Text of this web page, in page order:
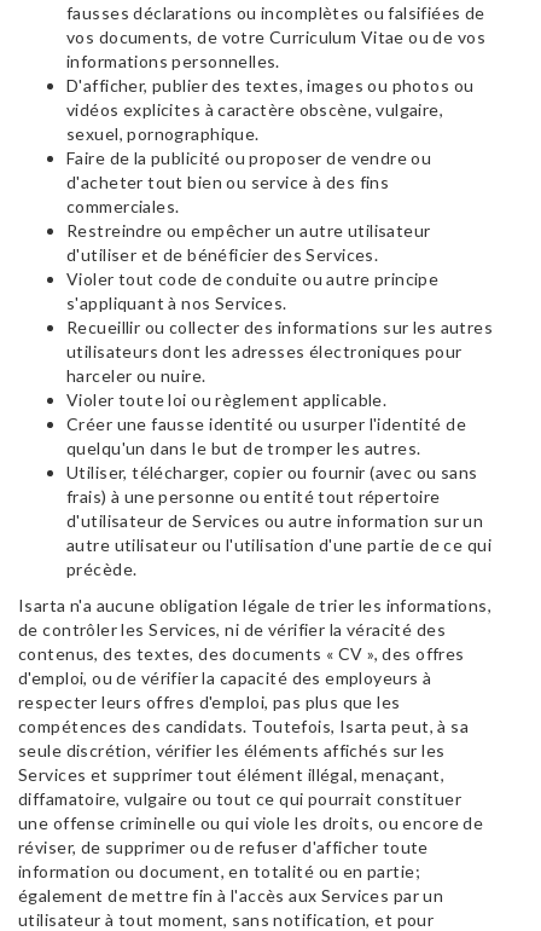
fausses déclarations ou incomplètes ou falsifiées de
vos documents, de votre Curriculum Vitae ou de vos
informations personnelles.
D'afficher, publier des textes, images ou photos ou
vidéos explicites à caractère obscène, vulgaire,
sexuel, pornographique.
Faire de la publicité ou proposer de vendre ou
d'acheter tout bien ou service à des fins
commerciales.
Restreindre ou empêcher un autre utilisateur
d'utiliser et de bénéficier des Services.
Violer tout code de conduite ou autre principe
s'appliquant à nos Services.
Recueillir ou collecter des informations sur les autres
utilisateurs dont les adresses électroniques pour
harceler ou nuire.
Violer toute loi ou règlement applicable.
Créer une fausse identité ou usurper l'identité de
quelqu'un dans le but de tromper les autres.
Utiliser, télécharger, copier ou fournir (avec ou sans
frais) à une personne ou entité tout répertoire
d'utilisateur de Services ou autre information sur un
autre utilisateur ou l'utilisation d'une partie de ce qui
précède.
Isarta n'a aucune obligation légale de trier les informations,
de contrôler les Services, ni de vérifier la véracité des
contenus, des textes, des documents « CV », des offres
d'emploi, ou de vérifier la capacité des employeurs à
respecter leurs offres d'emploi, pas plus que les
compétences des candidats. Toutefois, Isarta peut, à sa
seule discrétion, vérifier les éléments affichés sur les
Services et supprimer tout élément illégal, menaçant,
diffamatoire, vulgaire ou tout ce qui pourrait constituer
une offense criminelle ou qui viole les droits, ou encore de
réviser, de supprimer ou de refuser d'afficher toute
information ou document, en totalité ou en partie;
également de mettre fin à l'accès aux Services par un
utilisateur à tout moment, sans notification, et pour